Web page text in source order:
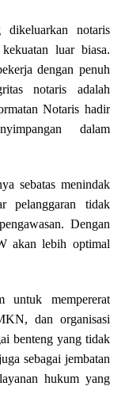
notaris
luar biasa.
dengan penuh
notaris adalah
Notaris hadir
dalam
sebatas menindak
pelanggaran tidak
Dengan
akan lebih optimal
untuk mempererat
dan organisasi
benteng yang tidak
sebagai jembatan
hukum yang